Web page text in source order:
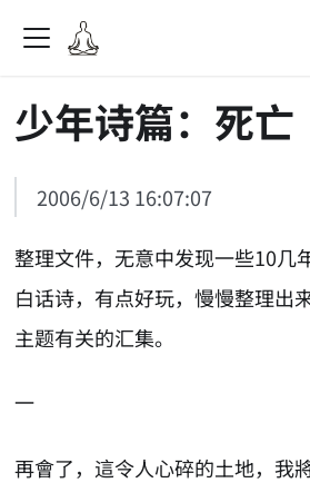
少年诗篇：死亡
2006/6/13 16:07:07
整理文件，无意中发现一些10几
白话诗，有点好玩，慢慢整理出
主题有关的汇集。
一
再會了，這令人心碎的土地，我